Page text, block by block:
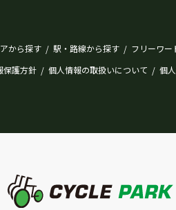
から探す / 駅・路線から探す / フリーワー
保護方針 / 個人情報の取扱いについて / 個